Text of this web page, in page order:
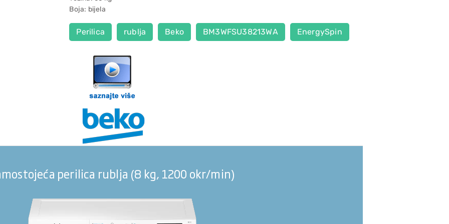
Boja: bijela
Perilica rublja Beko BM3WFSU38213WA EnergySpin
perilica rublja (8 kg, 1200 okr/min)